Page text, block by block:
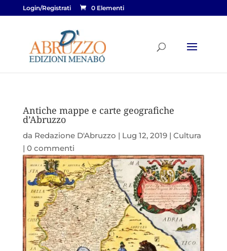
Login/Registrati 0 Elementi
Antiche mappe e carte geografiche
d’Abruzzo
da Redazione D'Abruzzo | Lug 12, 2019| Cultura
| 0 commenti